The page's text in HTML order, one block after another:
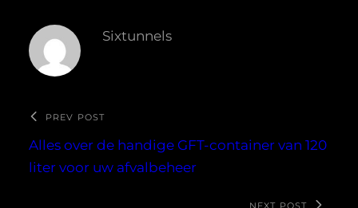
Sixtunnels
PREV POST
Alles over de handige GFT-container van 120
liter voor uw afvalbeheer
NEXT POST